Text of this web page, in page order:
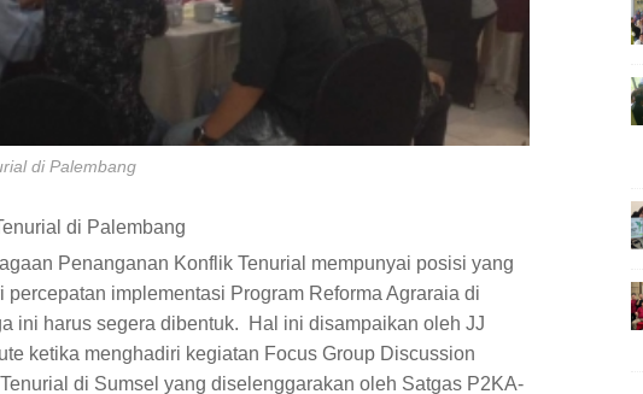
di Palembang
di Palembang
Penanganan Konflik Tenurial mempunyai posisi yang
implementasi Program Reforma Agraraia di
ini harus segera dibentuk. Hal ini disampaikan oleh JJ
ketika menghadiri kegiatan Focus Group Discussion
di Sumsel yang diselenggarakan oleh Satgas P2KA-